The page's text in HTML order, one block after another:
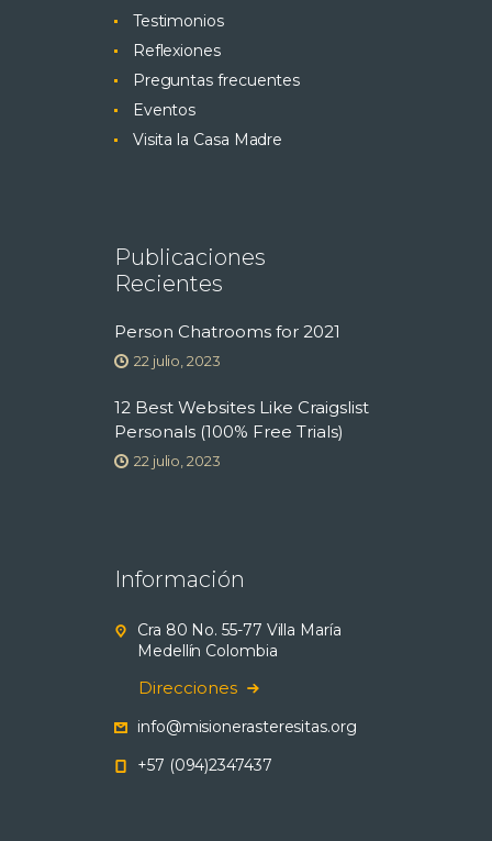
Testimonios
Reflexiones
Preguntas frecuentes
Eventos
Visita la Casa Madre
Publicaciones
Recientes
Person Chatrooms for 2021
22 julio, 2023
12 Best Websites Like Craigslist
Personals (100% Free Trials)
22 julio, 2023
Información
Cra 80 No. 55-77 Villa María
Medellín Colombia
Direcciones
info@misionerasteresitas.org
+57 (094)2347437